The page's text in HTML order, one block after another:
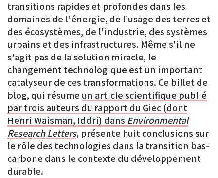
transitions rapides et profondes dans les
domaines de l'énergie, de l’usage des terres et
des écosystèmes, de l'industrie, des systèmes
urbains et des infrastructures. Même s'il ne
s'agit pas de la solution miracle, le
changement technologique est un important
catalyseur de ces transformations. Ce billet de
blog, qui résume un article scientifique publié
par trois auteurs du rapport du Giec (dont
Henri Waisman, Iddri) dans Environmental
Research Letters, présente huit conclusions sur
le rôle des technologies dans la transition bas-
carbone dans le contexte du développement
durable.